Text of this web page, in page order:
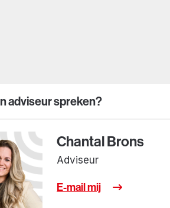
adviseur spreken?
Chantal Brons
Adviseur
E-mail mij